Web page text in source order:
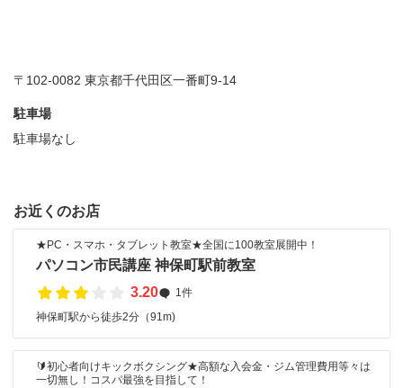
〒102-0082 東京都千代田区一番町9-14
駐車場
駐車場なし
お近くのお店
★PC・スマホ・タブレット教室★全国に100教室展開中！
パソコン市民講座 神保町駅前教室
3.20
1件
神保町駅から徒歩2分（91m)
🔰初心者向けキックボクシング★高額な入会金・ジム管理費用等々は
一切無し！コスパ最強を目指して！